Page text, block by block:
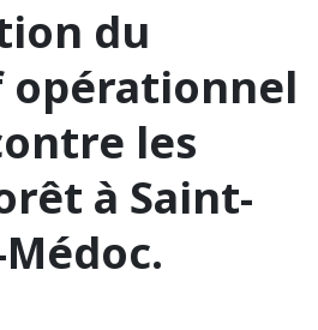
du
les
à Saint-